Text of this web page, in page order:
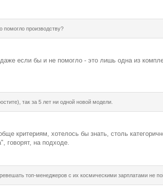
помогло производству?
если бы и не помогло - это лишь одна из
так за 5 лет ни одной новой модели.
критериям, хотелось бы знать, столь
говорят, на подходе.
топ-менеджеров с их космическими зарплатами не